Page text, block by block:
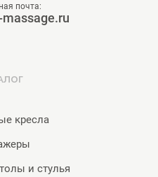
почта:
кресла
и стулья